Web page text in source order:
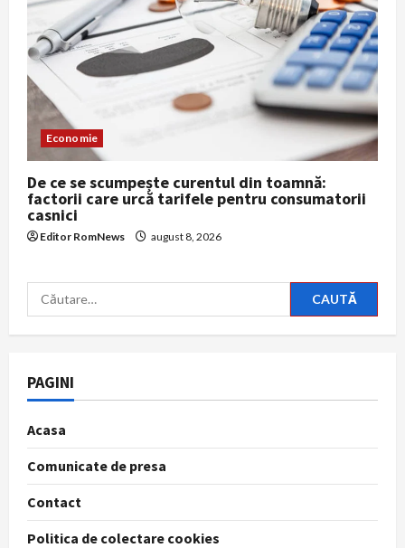
Economie
De ce se scumpește curentul din toamnă:
factorii care urcă tarifele pentru consumatorii
casnici
Editor RomNews august 8, 2026
Caută
după:
PAGINI
Acasa
Comunicate de presa
Contact
Politica de colectare cookies